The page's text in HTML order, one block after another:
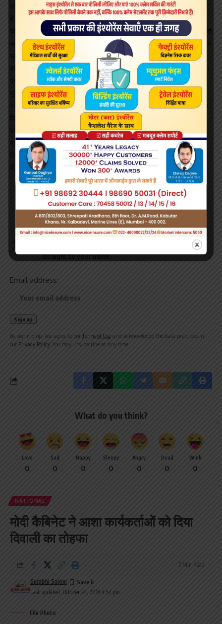
संस्कार से जुड़ा है। ऐसे में सरकार एवं संस्कार मिल जाए तो चमत्कार हो सकता
है। उन्होंने कहा कि वे सोशल मीडिया से जुड़े व्यक्ति हैं लेकिन जो सूचना परोसी
जाती है, वे उसका शिकार नहीं होते हैं। जो सूचना उन्हें चाहिए वे उसे ढूंढकर प्राप्त
करते हैं। उन्होंने कहा कि आज 25 से 40 वर्ष के बीच की जो पीढ़ी है, उसमें सहज
भाव से काम करने की प्रेरणा है। इसमें सामुहिकता का भाव जुड़ जाए तो ताकत
बनकर उभरती है। इसे एक मिशन से जोड़ लें तो परिवर्तन आना शुरू हो जाता है।
प्रधानमंत्री ने कहा कि भारत की तकदीर तकनीक में है और जो प्रौद्योगिकी
युवाओं के पास है, वह भारत की तकदीर से जुड़ा है। उन्होंने ‘मैं नहीं हम पोर्टल के
संदर्भ में कहा कि इसका अर्थ यह नहीं है कि ‘मैं’ को खत्म कर रहे हैं बल्कि ‘मैं’ का
विस्तार है। इसका आशय स्व से समष्टि की ओर बढना है क्योंकि आखिर वृहद
परिवार में आनंद का अनुभव होता है। मोदी ने कहा कि वह देखते हैं कि भारत युवा
प्रौद्योगिकी का शानदार ढंग से उपयोग कर रहा है और वह इसका न केवल अपने
लिये कर रहे हैं बल्कि दूसरों के लिये भी कर रहे हैं। मैं इसे शानदार संकेत के रूप
में देखता हूं।
Sign Up For Daily Newsletter
Be keep up! Get the latest breaking news delivered
straight to your inbox.
Email address:
By signing up, you agree to our Terms of Use and acknowledge the data practices in
our Privacy Policy. You may unsubscribe at any time.
What do you think?
Love
0
Sad
0
Happy
0
Sleepy
0
Angry
0
Dead
0
Wink
0
NATIONAL
मोदी कैबिनेट ने आशा कार्यकर्ताओं को दिया
दिवाली का तोहफा
Last updated: October 24, 2018 4:57 pm
Surabhi Saloni
7 Min Read
File Photo